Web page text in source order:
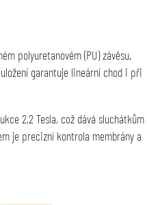
polyuretanovém (PU) závěsu.
garantuje lineární chod i při
2,2 Tesla, což dává sluchátkům
je precizní kontrola membrány a